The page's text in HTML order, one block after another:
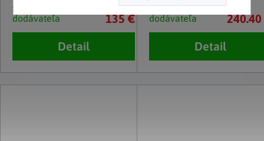
skladom u
dodávateľa
135 €
Detail
skladom u
dodávateľa
Detail